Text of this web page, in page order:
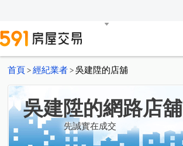
首頁 > 經紀業者 > 吳建陞的店舖
吳建陞的網路店舖
先誠實在成交